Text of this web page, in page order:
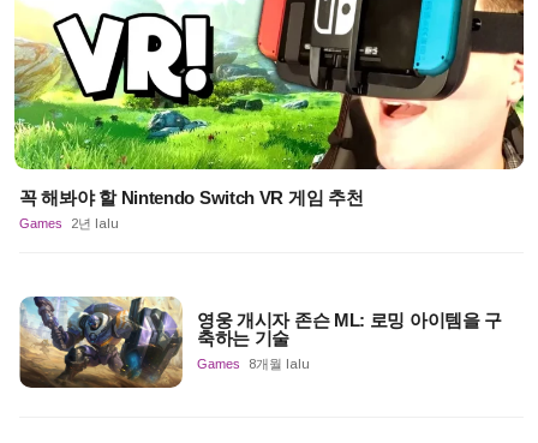
꼭 해봐야 할 Nintendo Switch VR 게임 추천
Games 2년 lalu
영웅 개시자 존슨 ML: 로밍 아이템을 구
축하는 기술
Games 8개월 lalu